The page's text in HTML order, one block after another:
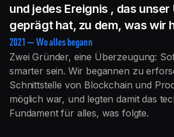
und jedes Ereignis , das
geprägt hat, zu dem, was wir
2021 — Wo alles begann
Zwei Gründer, eine Überzeugung:
smarter sein. Wir begannen zu
Schnittstelle von Blockchain und
möglich war, und legten damit das
Fundament für alles, was folgte.